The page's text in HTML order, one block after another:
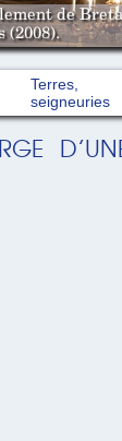
de
(2008).
Terres,
seigneuries